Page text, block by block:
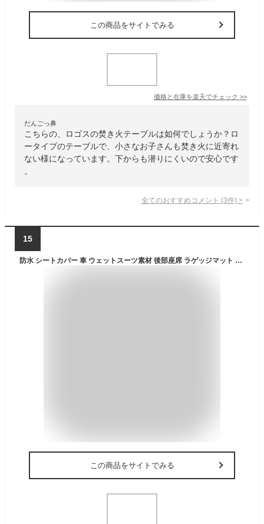
この商品をサイトでみる
価格と在庫を楽天でチェック >>
だんごっ鼻
こちらの、ロゴスの焚き火テーブルは如何でしょうか？ロ
ータイプのテーブルで、小さなお子さんも焚き火に近寄れ
ない様になっています。下からも潜りにくいので安心です
。
全てのおすすめコメント (3件) >
15
防水 シートカバー 車 ウェットスーツ素材 後部座席 ラゲッジマット 座席カバー サーフィン 海水浴 アウトドア キャンプ 洗える シート 子供 アウトドア用品 カバー キャンプ イベント グッズ 釣り 便利グッズ アクセサリー Bタイプ 2列目 汎用
この商品をサイトでみる